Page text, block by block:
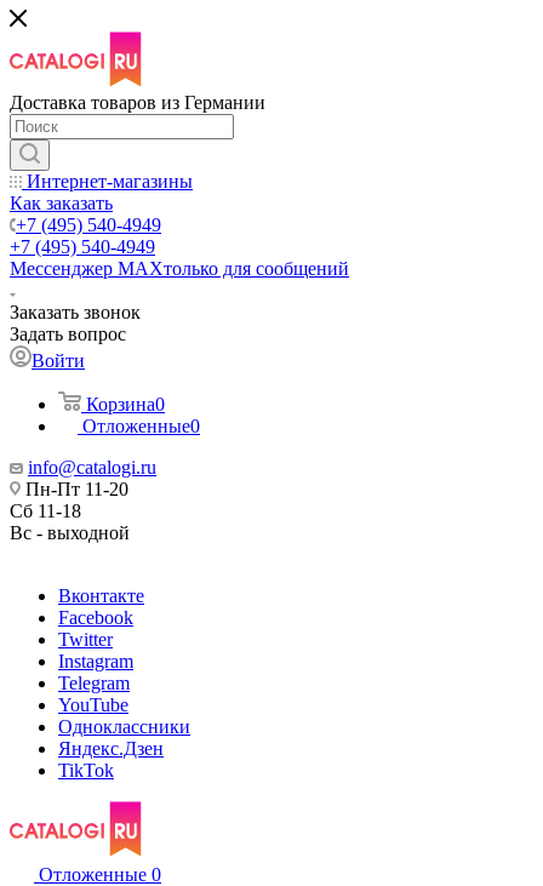
Доставка товаров из Германии
Интернет-магазины
Как заказать
+7 (495) 540-4949
+7 (495) 540-4949
Мессенджер МАХтолько для сообщений
Заказать звонок
Задать вопрос
Войти
Корзина0
Отложенные0
info@catalogi.ru
Пн-Пт 11-20
Сб 11-18
Вс - выходной
Вконтакте
Facebook
Twitter
Instagram
Telegram
YouTube
Одноклассники
Яндекс.Дзен
TikTok
Отложенные 0